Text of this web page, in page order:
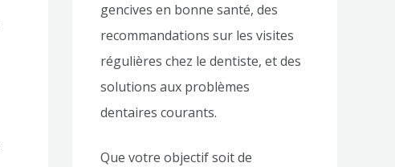
gencives en bonne santé, des
recommandations sur les visites
régulières chez le dentiste, et des
solutions aux problèmes
dentaires courants.
Que votre objectif soit de